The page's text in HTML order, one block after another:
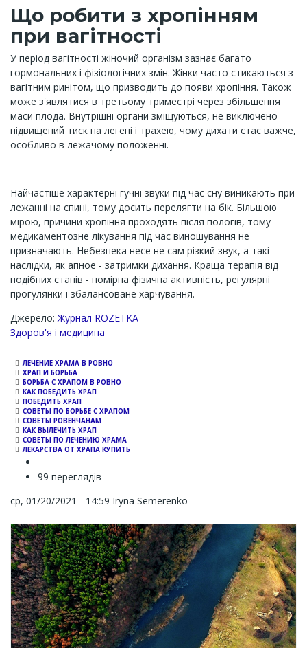
Що робити з хропінням
при вагітності
У період вагітності жіночий організм зазнає багато
гормональних і фізіологічних змін. Жінки часто стикаються з
вагітним ринітом, що призводить до появи хропіння. Також
може з'являтися в третьому триместрі через збільшення
маси плода. Внутрішні органи зміщуються, не виключено
підвищений тиск на легені і трахею, чому дихати стає важче,
особливо в лежачому положенні.
Найчастіше характерні гучні звуки під час сну виникають при
лежанні на спині, тому досить перелягти на бік. Більшою
мірою, причини хропіння проходять після пологів, тому
медикаментозне лікування під час виношування не
призначають. Небезпека несе не сам різкий звук, а такі
наслідки, як апное - затримки дихання. Краща терапія від
подібних станів - помірна фізична активність, регулярні
прогулянки і збалансоване харчування.
Джерело:Журнал ROZETKA
Channel
Здоров'я і медицина
ЛЕЧЕНИЕ ХРАМА В РОВНО
ХРАП И БОРЬБА
БОРЬБА С ХРАПОМ В РОВНО
КАК ПОБЕДИТЬ ХРАП
ПОБЕДИТЬ ХРАП
СОВЕТЫ ПО БОРЬБЕ С ХРАПОМ
СОВЕТЫ РОВЕНЧАНАМ
КАК ВЫЛЕЧИТЬ ХРАП
СОВЕТЫ ПО ЛЕЧЕНИЮ ХРАМА
ЛЕКАРСТВА ОТ ХРАПА КУПИТЬ
99 переглядів
ср, 01/20/2021 - 14:59 Iryna Semerenko